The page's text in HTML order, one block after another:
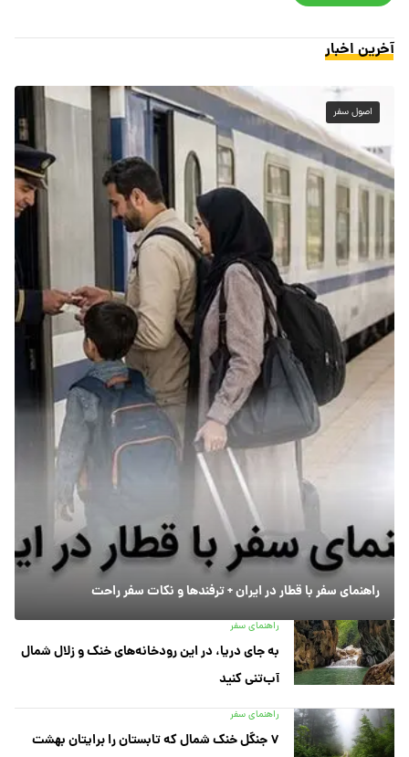
آخرین اخبار
اصول سفر
راهنمای سفر با قطار در ایران + ترفندها و نکات سفر راحت
راهنمای سفر
به جای دریا، در این رودخانه‌های خنک و زلال شمال
آب‌تنی کنید
راهنمای سفر
۷ جنگل خنک شمال که تابستان را برایتان بهشت